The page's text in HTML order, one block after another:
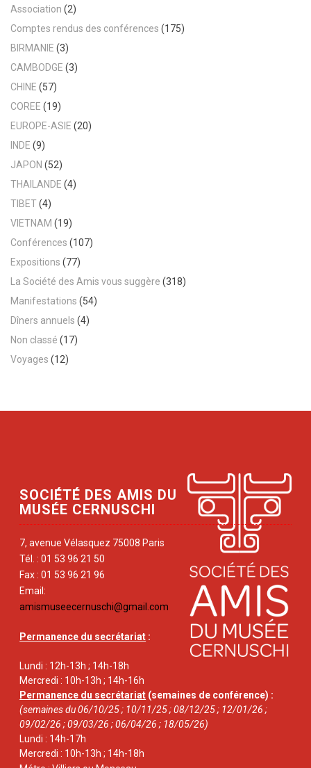
Association (2)
Comptes rendus des conférences (175)
BIRMANIE (3)
CAMBODGE (3)
CHINE (57)
COREE (19)
EUROPE-ASIE (20)
INDE (9)
JAPON (52)
THAILANDE (4)
TIBET(4)
VIETNAM (19)
Conférences (107)
Expositions (77)
La Société des Amis vous suggère (318)
Manifestations (54)
Dîners annuels (4)
Non classé (17)
Voyages (12)
SOCIÉTÉ DES AMIS DU
MUSÉE CERNUSCHI
7, avenue Vélasquez 75008 Paris
Tél. : 01 53 96 21 50
Fax : 01 53 96 21 96
Email:
amismuseecernuschi@gmail.com
Permanence du secrétariat :
Lundi : 12h-13h ; 14h-18h
Mercredi : 10h-13h ; 14h-16h
Permanence du secrétariat (semaines de conférence) :
(semaines du 06/10/25 ; 10/11/25 ; 08/12/25 ; 12/01/26 ;
09/02/26 ; 09/03/26 ; 06/04/26 ; 18/05/26)
Lundi : 14h-17h
Mercredi : 10h-13h ; 14h-18h